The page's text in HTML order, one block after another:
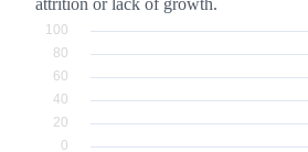
attrition or lack of growth.